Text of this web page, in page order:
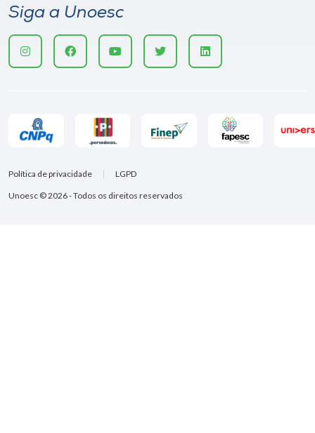
Siga a Unoesc
Unoesc © 2026 - Todos os direitos reservados
Política de privacidade LGPD